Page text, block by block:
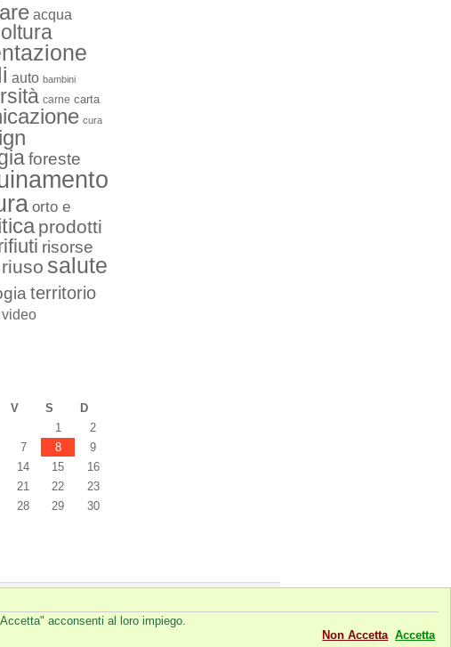
acconsenti al loro impiego.
Non Accetta Accetta
acqua
auto bambini
carne carta
cura
foreste
orto e
prodotti
risorse
riuso salute
territorio
video
V S D
1
2
7 8
9
14 15
16
21 22
23
28 29
30
Powered byWordPress